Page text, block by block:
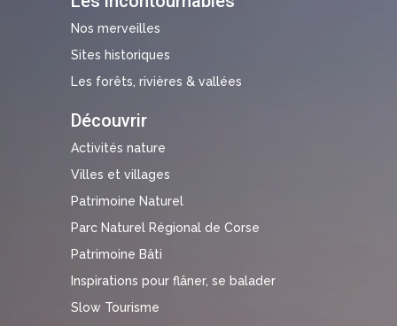
Nos merveilles
Sites historiques
Les forêts, rivières & vallées
Découvrir
Activités nature
Villes et villages
Patrimoine Naturel
Parc Naturel Régional de Corse
Patrimoine Bâti
Inspirations pour flâner, se balader
Slow Tourisme